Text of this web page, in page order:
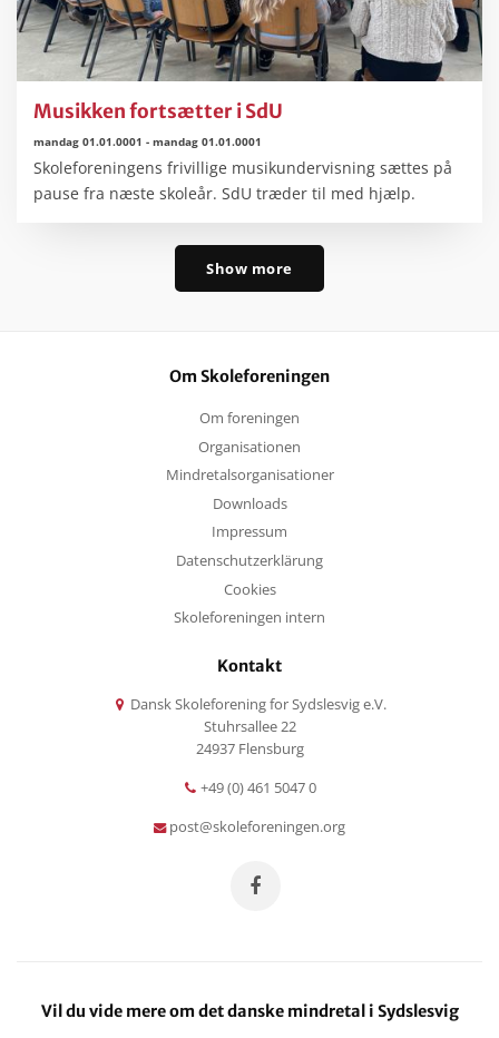
Musikken fortsætter i SdU
mandag 01.01.0001 - mandag 01.01.0001
Skoleforeningens frivillige musikundervisning sættes på
pause fra næste skoleår. SdU træder til med hjælp.
Show more
Om Skoleforeningen
Om foreningen
Organisationen
Mindretalsorganisationer
Downloads
Impressum
Datenschutzerklärung
Cookies
Skoleforeningen intern
Kontakt
Dansk Skoleforening for Sydslesvig e.V.
Stuhrsallee 22
24937 Flensburg
+49 (0) 461 5047 0
post@skoleforeningen.org
Vil du vide mere om det danske mindretal i Sydslesvig